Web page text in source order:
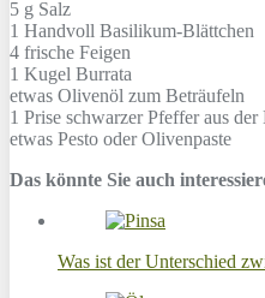
5 g Salz
1 Handvoll Basilikum-Blättchen
4 frische Feigen
1 Kugel Burrata
etwas Olivenöl zum Beträufeln
1 Prise schwarzer Pfeffer aus der
etwas Pesto oder Olivenpaste
Das könnte Sie auch
Was ist der Unterschied